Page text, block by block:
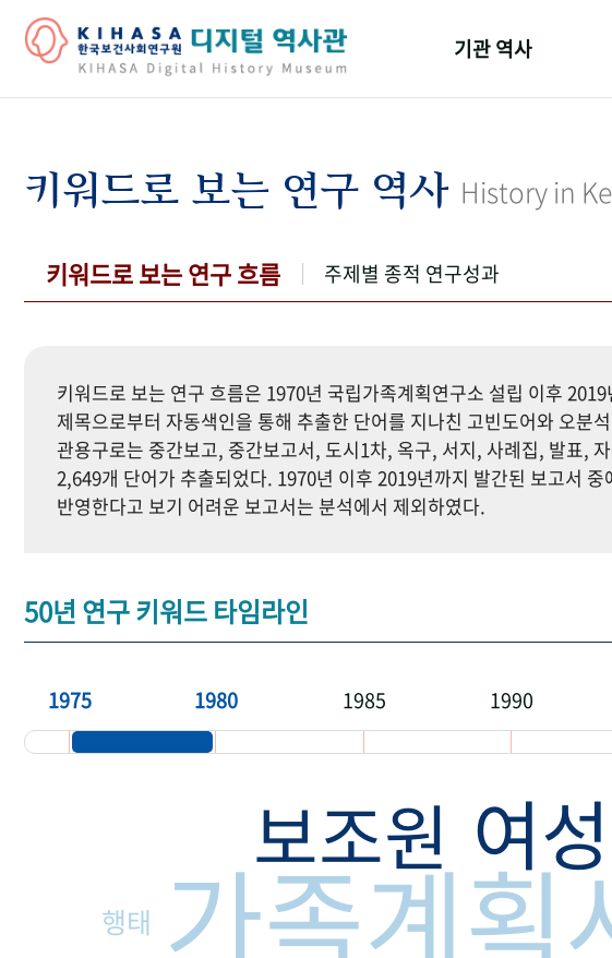
기관 역사
연구원 사람들
키워드로 보는 연구 역사 History in
키워드로 보는 연구 흐름 주제별 종적 연구성과
키워드로 보는 연구 흐름은 1970년 국립가족계획연구소 설립 이후
제목으로부터 자동색인을 통해 추출한 단어를 지나친 고빈도어와 오분
관용구로는 중간보고, 중간보고서, 도시1차, 옥구, 서지, 사례집, 발표,
2,649개 단어가 추출되었다. 1970년 이후 2019년까지 발간된 보고서
반영한다고 보기 어려운 보고서는 분석에서 제외하였다.
50년 연구 키워드 타임라인
1975 1980 1985 1990
가족계획
여성
보조원
행태